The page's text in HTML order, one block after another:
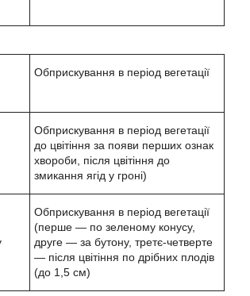
Обприскування в період вегетації
Обприскування в період вегетації
до цвітіння за появи перших ознак
хвороби, після цвітіння до
змикання ягід у гроні)
Обприскування в період вегетації
(перше ― по зеленому конусу,
друге ― за бутону, третє-четверте
― після цвітіння по дрібних плодів
(до 1,5 см)